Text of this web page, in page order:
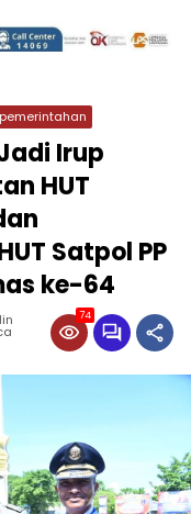
pemerintahan
Irup
HUT
Satpol PP
ke-64
74